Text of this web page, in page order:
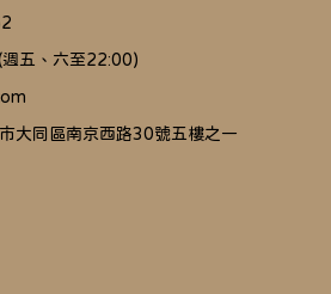
五、六至22:00)
大同區南京西路30號五樓之一